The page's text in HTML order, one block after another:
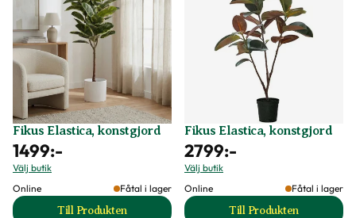
Fikus Elastica, konstgjord
1499:-
Välj butik
Online
Fåtal i lager
Till Produkten
Fikus Elastica, konstgjord
2799:-
Välj butik
Online
Fåtal i lager
Till Produkten